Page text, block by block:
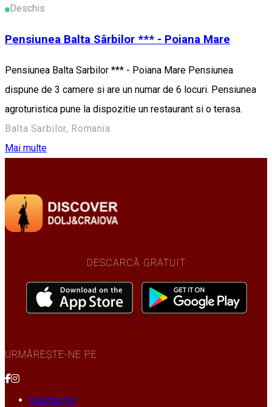
Deschis
Pensiunea Balta Sârbilor *** - Poiana Mare
Pensiunea Balta Sarbilor *** - Poiana Mare Pensiunea
dispune de 3 camere si are un numar de 6 locuri. Pensiunea
agroturistica pune la dispozitie un restaurant si o terasa.
Balta Sarbilor, Romania
Mai multe
DESCARCĂ GRATUIT
URMĂREȘTE-NE PE
Despre noi